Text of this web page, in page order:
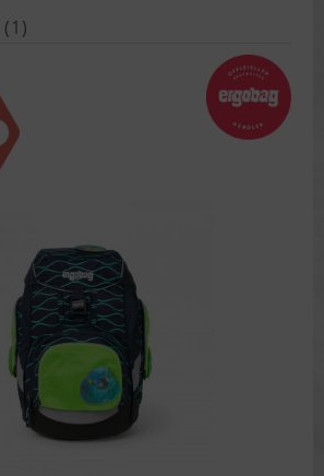
(1 )